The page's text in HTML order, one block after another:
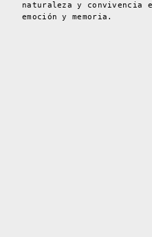
naturaleza y convivencia
emoción y memoria.